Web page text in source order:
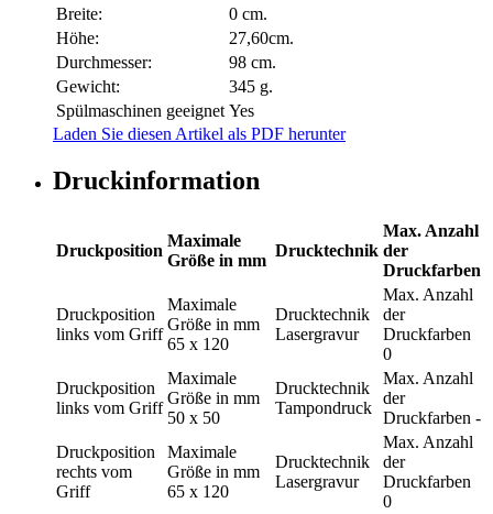
Breite:
0 cm.
Höhe:
27,60cm.
Durchmesser:
98 cm.
Gewicht:
345 g.
Spülmaschinen geeignet Yes
Laden Sie diesen Artikel als PDF herunter
Druckinformation
Druckposition
Maximale
Größe in mm
Drucktechnik
Max. Anzahl
der
Druckfarben
Druckposition
links vom Griff
Maximale
Größe in mm
65 x 120
Drucktechnik
Lasergravur
Max. Anzahl
der
Druckfarben
0
Druckposition
links vom Griff
Maximale
Größe in mm
50 x 50
Drucktechnik
Tampondruck
Max. Anzahl
der
Druckfarben -
Druckposition
rechts vom
Griff
Maximale
Größe in mm
65 x 120
Drucktechnik
Lasergravur
Max. Anzahl
der
Druckfarben
0